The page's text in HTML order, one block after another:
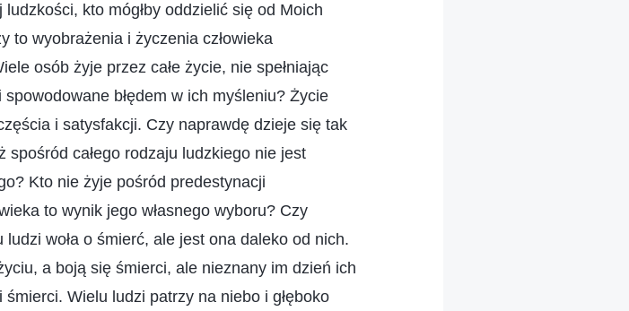
kto mógłby oddzielić się od Moich
to wyobrażenia i życzenia człowieka
osób żyje przez całe życie, nie spełniając
błędem w ich myśleniu? Życie
i satysfakcji. Czy naprawdę dzieje się tak
spośród całego rodzaju ludzkiego nie jest
Kto nie żyje pośród predestynacji
to wynik jego własnego wyboru? Czy
woła o śmierć, ale jest ona daleko od nich.
a boją się śmierci, ale nieznany im dzień ich
Wielu ludzi patrzy na niebo i głęboko